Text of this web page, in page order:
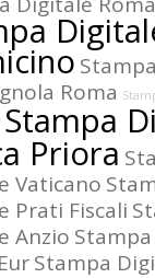
Roma
Stampa
Priora
Vaticano
Prati Fiscali
Anzio
Stampa